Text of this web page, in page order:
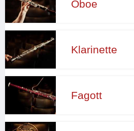
Oboe
Klarinette
Fagott